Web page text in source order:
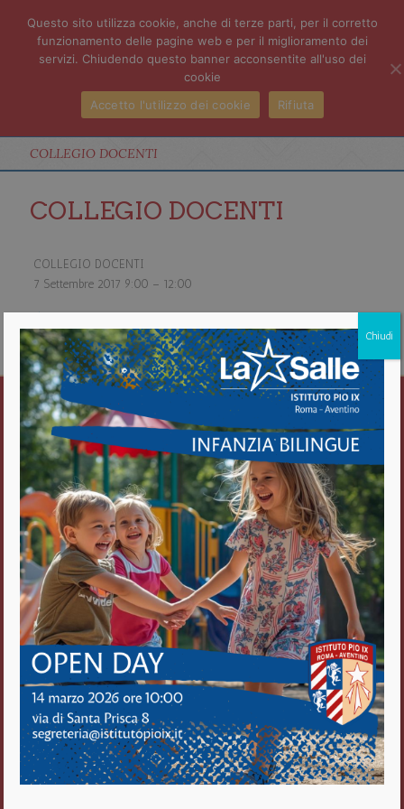
COLLEGIO DOCENTI
COLLEGIO DOCENTI
COLLEGIO DOCENTI
7 Settembre 2017 9:00 – 12:00
Vedi il calendario completo
Istituto Pio IX
Roma Aventino
Fratelli delle Scuole Cristiane
Chiudi
Questo sito utilizza cookie, anche di terze parti, per il corretto
funzionamento delle pagine web e per il miglioramento dei
servizi. Chiudendo questo banner acconsentite all'uso dei
cookie
Accetto l'utilizzo dei cookie
Rifiuta